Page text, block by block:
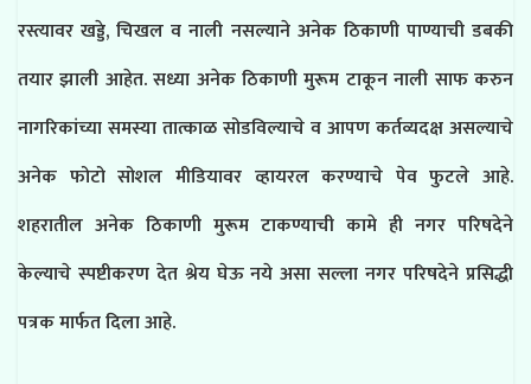
रस्त्यावर खड्डे, चिखल व नाली नसल्याने अनेक ठिकाणी पाण्याची डबकी
तयार झाली आहेत. सध्या अनेक ठिकाणी मुरूम टाकून नाली साफ करुन
नागरिकांच्या समस्या तात्काळ सोडविल्याचे व आपण कर्तव्यदक्ष असल्याचे
अनेक फोटो सोशल मीडियावर व्हायरल करण्याचे पेव फुटले आहे.
शहरातील अनेक ठिकाणी मुरूम टाकण्याची कामे ही नगर परिषदेने
केल्याचे स्पष्टीकरण देत श्रेय घेऊ नये असा सल्ला नगर परिषदेने प्रसिद्धी
पत्रक मार्फत दिला आहे.